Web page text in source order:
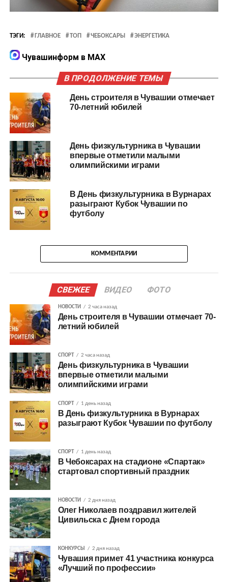
ТЭГИ: ГЛАВНОЕ ТОП ЧЕБОКСАРЫ ЭНЕРГЕТИКА
Чувашинформ в MAX
В ПРОДОЛЖЕНИЕ ТЕМЫ
День строителя в Чувашии отмечает
70-летний юбилей
День физкультурника в Чувашии
впервые отметили малыми
олимпийскими играми
В День физкультурника в Вурнарах
разыграют Кубок Чувашии по
футболу
КОММЕНТАРИИ
СВЕЖЕЕ ВИДЕО ФОТО
НОВОСТИ 2 часа назад
День строителя в Чувашии отмечает 70-
летний юбилей
СПОРТ 2 часа назад
День физкультурника в Чувашии
впервые отметили малыми
олимпийскими играми
СПОРТ 1 день назад
В День физкультурника в Вурнарах
разыграют Кубок Чувашии по футболу
СПОРТ 1 день назад
В Чебоксарах на стадионе «Спартак»
стартовал спортивный праздник
НОВОСТИ 2 дня назад
Олег Николаев поздравил жителей
Цивильска с Днем города
КОНКУРСЫ 2 дня назад
Чувашия примет 41 участника конкурса
«Лучший по профессии»